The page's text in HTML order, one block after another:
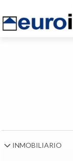
INMOBILIARIO